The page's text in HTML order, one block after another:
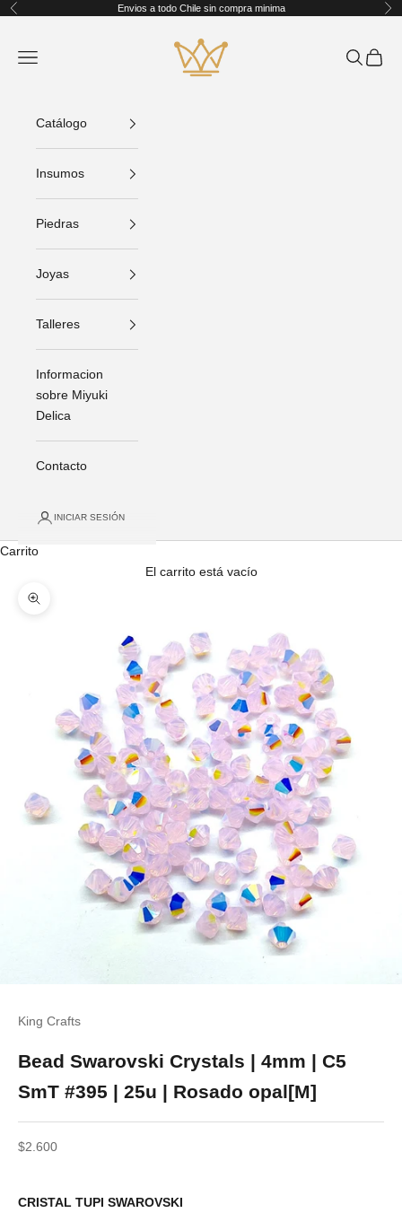
Ir al contenido
Anterior Envios a todo Chile sin compra minima
King Crafts
Abrir menú de navegación
AbrirAbrir
Catálogo
Insumos
Piedras
Joyas
Talleres
Informacion
sobre Miyuki
Delica
Contacto
INICIAR SESIÓN
Carrito
El carrito está vacío
Zoom
King Crafts
Bead Swarovski Crystals | 4mm | C5
SmT #395 | 25u | Rosado opal[M]
Precio de oferta
$2.600
CRISTAL TUPI SWAROVSKI